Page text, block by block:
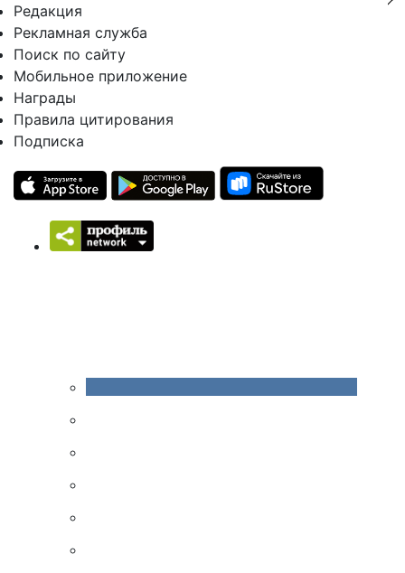
Редакция
Рекламная служба
Поиск по сайту
Мобильное приложение
Награды
Правила цитирования
Подписка